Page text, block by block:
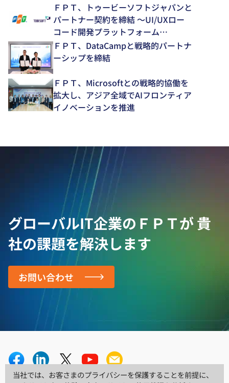
ＦＰＴ、トゥービーソフトジャパンと
パートナー契約を締結 ～UI/UXロー
コード開発プラットフォーム
「NEXACRO」の技術支援体制を強化
～
ＦＰＴ、DataCampと戦略的パートナ
ーシップを締結
ＦＰＴ、Microsoftとの戦略的協働を
拡大し、アジア全域でAIフロンティア
イノベーションを推進
グローバルIT企業のＦＰＴが貴
社の課題を解決します
お問い合わせ
当社では、お客さまのプライバシーを保護することを前提に、
当社では、お客さまのプライバシーを保護することを前提に、